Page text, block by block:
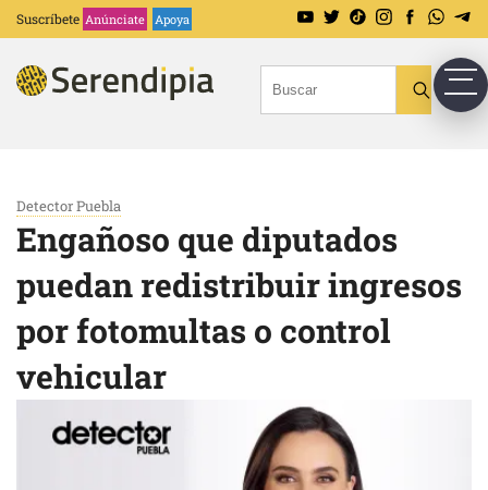
Suscríbete Anúnciate Apoya
Detector Puebla
Engañoso que diputados
puedan redistribuir ingresos
por fotomultas o control
vehicular